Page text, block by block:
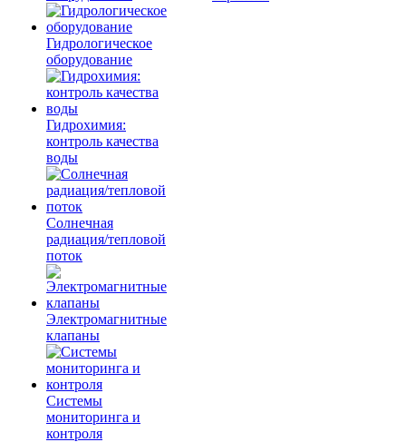
Гидрологическое
оборудование
Гидрохимия:
контроль качества
воды
Солнечная
радиация/тепловой
поток
Электромагнитные
клапаны
Системы
мониторинга и
контроля